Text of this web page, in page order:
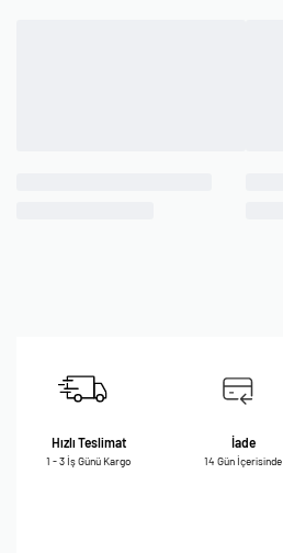
Hızlı Teslimat
1 - 3 İş Günü Kargo
İade
14 Gün İçerisinde